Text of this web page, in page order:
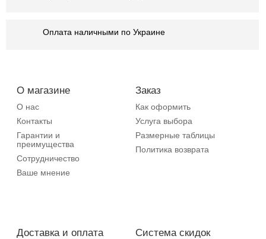
Оплата наличными по Украине
О магазине
О нас
Контакты
Гарантии и
преимущества
Сотрудничество
Ваше мнение
Заказ
Как оформить
Услуга выбора
Размерные таблицы
Политика возврата
Доставка и оплата Система скидок